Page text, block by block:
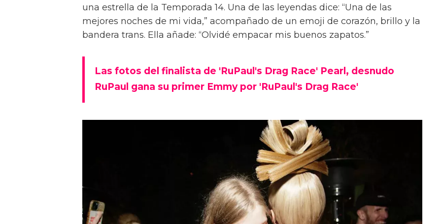
una estrella de la Temporada 14. Una de las leyendas dice: “Una de las
mejores noches de mi vida,” acompañado de un emoji de corazón, brillo y la
bandera trans. Ella añade: “Olvidé empacar mis buenos zapatos.”
Las fotos del finalista de 'RuPaul's Drag Race' Pearl, desnudo
RuPaul gana su primer Emmy por 'RuPaul's Drag Race'